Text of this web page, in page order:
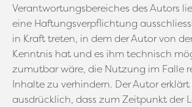
Verantwortungsbereiches des Autors
eine Haftungsverpflichtung
in Kraft treten, in dem der Autor von
Kenntnis hat und es ihm technisch
zumutbar wäre, die Nutzung im Falle
Inhalte zu verhindern. Der Autor
ausdrücklich, dass zum Zeitpunkt der